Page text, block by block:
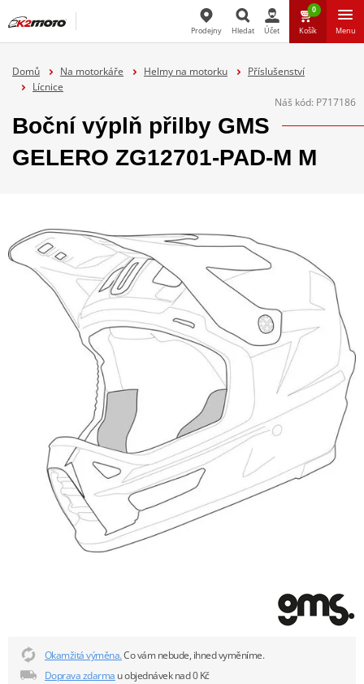
Hledat
Prodejny Hledat Účet
0
Košík Menu
Domů Na motorkáře Helmy na motorku
Příslušenství
Lícnice
Náš kód: P717186
Boční výplň přilby GMS
GELERO ZG12701-PAD-M M
Okamžitá výměna.Co vám nebude, ihned vyměníme.
Doprava zdarma u objednávek nad 0 Kč